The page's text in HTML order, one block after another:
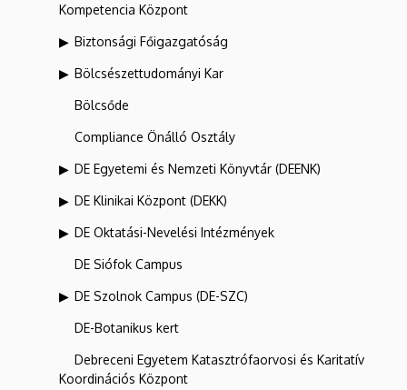
Kompetencia Központ
Biztonsági Főigazgatóság
Bölcsészettudományi Kar
Bölcsőde
Compliance Önálló Osztály
DE Egyetemi és Nemzeti Könyvtár (DEENK)
DE Klinikai Központ (DEKK)
DE Oktatási-Nevelési Intézmények
DE Siófok Campus
DE Szolnok Campus (DE-SZC)
DE-Botanikus kert
Debreceni Egyetem Katasztrófaorvosi és Karitatív
Koordinációs Központ